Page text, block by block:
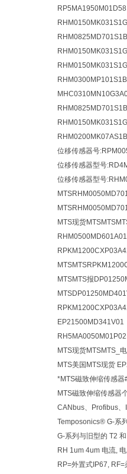
位移传感器号
位移传感器型号
位移传感器型号
MTS现货
MTSMTS报
MTS现货MTSMTS_
MTS美国MTS现货
*MTS磁致伸缩传感器
MTS磁致伸缩传感器
CANbus、Profibus
Temposonics® G-系
G-系列与旧型的 T2
RH 1um 4um 电流,
RP=外置式IP67, RF=